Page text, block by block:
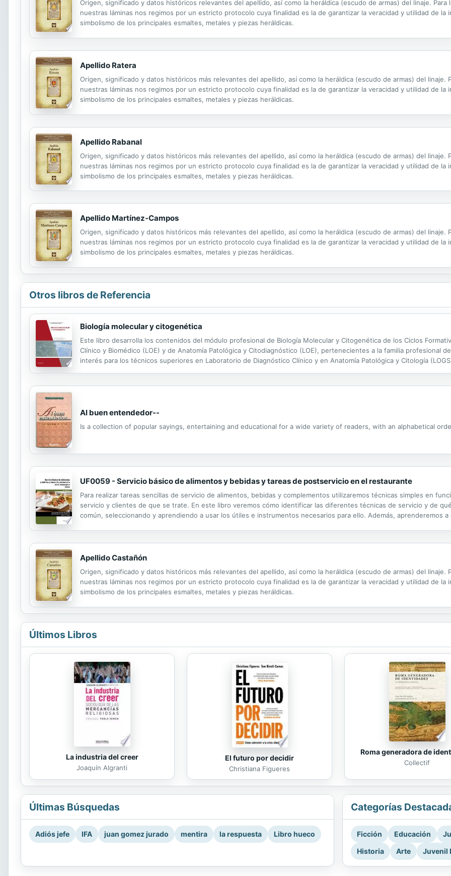
Origen, significado y datos históricos relevantes del apellido, así como la heráldica (escudo de armas) del linaje.
nuestras láminas nos regimos por un estricto protocolo cuya finalidad es la de garantizar la veracidad y utilidad de la
simbolismo de los principales esmaltes, metales y piezas heráldicas.
Apellido Ratera
Origen, significado y datos históricos más relevantes del apellido, así como la heráldica (escudo de armas) del linaje.
nuestras láminas nos regimos por un estricto protocolo cuya finalidad es la de garantizar la veracidad y utilidad de la
simbolismo de los principales esmaltes, metales y piezas heráldicas.
Apellido Rabanal
Origen, significado y datos históricos más relevantes del apellido, así como la heráldica (escudo de armas) del linaje.
nuestras láminas nos regimos por un estricto protocolo cuya finalidad es la de garantizar la veracidad y utilidad de la
simbolismo de los principales esmaltes, metales y piezas heráldicas.
Apellido Martínez-Campos
Origen, significado y datos históricos más relevantes del apellido, así como la heráldica (escudo de armas) del linaje.
nuestras láminas nos regimos por un estricto protocolo cuya finalidad es la de garantizar la veracidad y utilidad de la
simbolismo de los principales esmaltes, metales y piezas heráldicas.
Otros libros de Referencia
Biología molecular y citogenética
Este libro desarrolla los contenidos del módulo profesional de Biología Molecular y Citogenética de los Ciclos
Clínico y Biomédico (LOE) y de Anatomía Patológica y Citodiagnóstico (LOE), pertenecientes a la familia profesional
interés para los técnicos superiores en Laboratorio de Diagnóstico Clínico y en Anatomía Patológica y Citología
Al buen entendedor--
Is a collection of popular sayings, entertaining and educational for a wide variety of readers, with an alphabetical
UF0059 - Servicio básico de alimentos y bebidas y tareas de postservicio en el restaurante
Para realizar tareas sencillas de servicio de alimentos, bebidas y complementos utilizaremos técnicas simples en
servicio y clientes de que se trate. En este libro veremos cómo identificar las diferentes técnicas de servicio y de
común, seleccionando y aprendiendo a usar los útiles e instrumentos necesarios para ello. Además, aprenderemos
Apellido Castañón
Origen, significado y datos históricos más relevantes del apellido, así como la heráldica (escudo de armas) del linaje.
nuestras láminas nos regimos por un estricto protocolo cuya finalidad es la de garantizar la veracidad y utilidad de la
simbolismo de los principales esmaltes, metales y piezas heráldicas.
Últimos Libros
La industria del creer
Joaquín Algranti
El futuro por decidir
Christiana Figueres
Roma generadora de
Collectif
Últimas Búsquedas
Adiós jefe IFA juan gomez jurado mentira la respuesta Libro hueco
Categorías
Ficción Educación
Historia
Arte Juvenil